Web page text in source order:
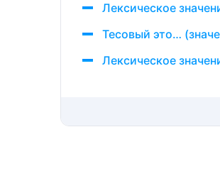
Лексическое
Тесовый это…
Лексическое